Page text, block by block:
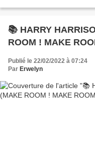
📚 HARRY
ROOM ! MAKE
Publié le 22/02/2022 à 07:24
Par Erwelyn